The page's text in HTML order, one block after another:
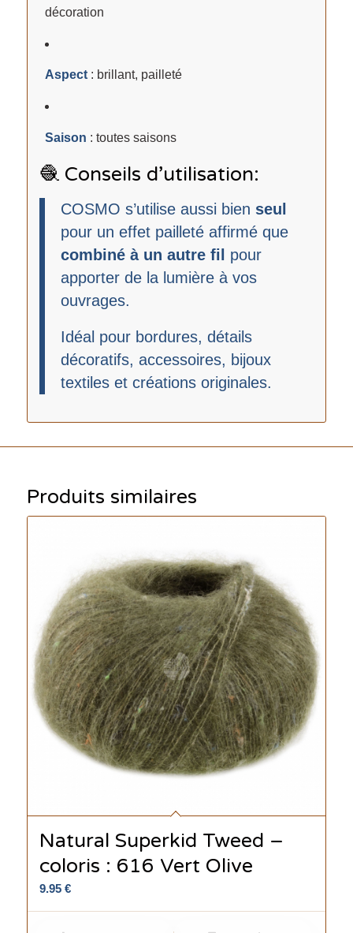
décoration
Aspect: brillant, pailleté
Saison : toutes saisons
🧶 Conseils d’utilisation:
COSMO s’utilise aussi bien seul
pour un effet pailleté affirmé que
combiné à un autre fil
pour
apporter de la lumière à vos
ouvrages.
Idéal pour bordures, détails
décoratifs, accessoires, bijoux
textiles et créations originales.
Produits similaires
Natural Superkid Tweed –
coloris : 616 Vert Olive
9.95 €